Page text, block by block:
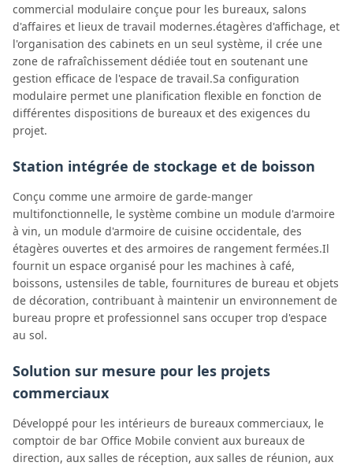
commercial modulaire conçue pour les bureaux, salons
d'affaires et lieux de travail modernes.étagères d'affichage, et
l'organisation des cabinets en un seul système, il crée une
zone de rafraîchissement dédiée tout en soutenant une
gestion efficace de l'espace de travail.Sa configuration
modulaire permet une planification flexible en fonction de
différentes dispositions de bureaux et des exigences du
projet.
Station intégrée de stockage et de boisson
Conçu comme une armoire de garde-manger
multifonctionnelle, le système combine un module d'armoire
à vin, un module d'armoire de cuisine occidentale, des
étagères ouvertes et des armoires de rangement fermées.Il
fournit un espace organisé pour les machines à café,
boissons, ustensiles de table, fournitures de bureau et objets
de décoration, contribuant à maintenir un environnement de
bureau propre et professionnel sans occuper trop d'espace
au sol.
Solution sur mesure pour les projets
commerciaux
Développé pour les intérieurs de bureaux commerciaux, le
comptoir de bar Office Mobile convient aux bureaux de
direction, aux salles de réception, aux salles de réunion, aux